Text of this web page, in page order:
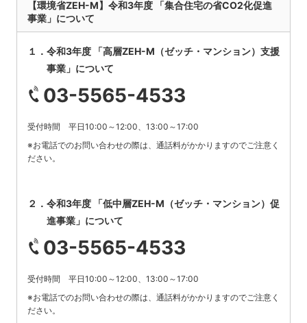
【環境省ZEH-M】令和3年度 「集合住宅の省CO2化促進
事業」について
１．令和3年度 「高層ZEH-M（ゼッチ・マンション）支援
事業」について
03-5565-4533
受付時間 平日10:00～12:00、13:00～17:00
※お電話でのお問い合わせの際は、通話料がかかりますのでご注意く
ださい。
２．令和3年度 「低中層ZEH-M（ゼッチ・マンション）促
進事業」について
03-5565-4533
受付時間 平日10:00～12:00、13:00～17:00
※お電話でのお問い合わせの際は、通話料がかかりますのでご注意く
ださい。